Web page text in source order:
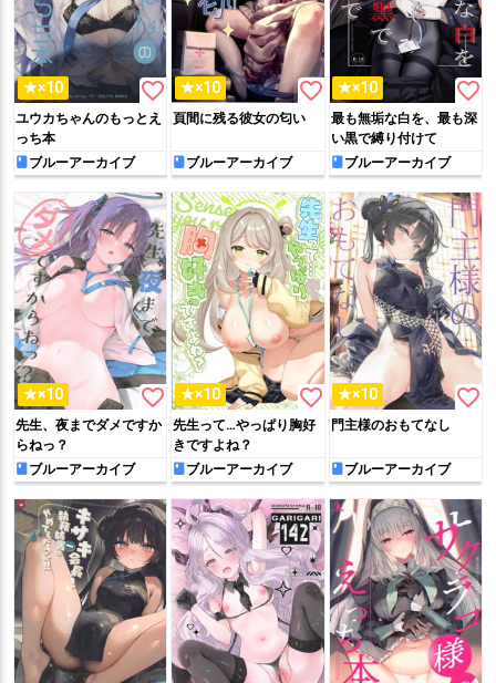
★×10 favorite_border
ユウカちゃんのもっとえ
っち本
ブルーアーカイブ
★×10 favorite_border
頁間に残る彼女の匂い
ブルーアーカイブ
★×10 favorite_border
最も無垢な白を、最も深
い黒で縛り付けて
ブルーアーカイブ
★×10 favorite_border
先生、夜までダメですか
らねっ？
ブルーアーカイブ
★×10 favorite_border
先生って…やっぱり胸好
きですよね？
ブルーアーカイブ
★×10 favorite_border
門主様のおもてなし
ブルーアーカイブ